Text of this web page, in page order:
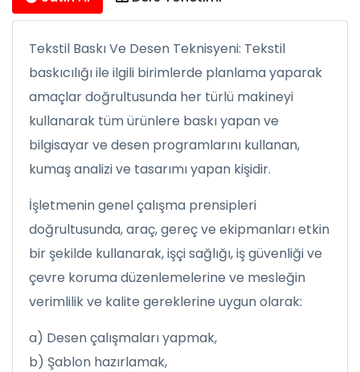
Tekstil Baskı Ve Desen Teknisyeni: Tekstil
baskıcılığı ile ilgili birimlerde planlama yaparak
amaçlar doğrultusunda her türlü makineyi
kullanarak tüm ürünlere baskı yapan ve
bilgisayar ve desen programlarını kullanan,
kumaş analizi ve tasarımı yapan kişidir.
İşletmenin genel çalışma prensipleri
doğrultusunda, araç, gereç ve ekipmanları etkin
bir şekilde kullanarak, işçi sağlığı, iş güvenliği ve
çevre koruma düzenlemelerine ve mesleğin
verimlilik ve kalite gereklerine uygun olarak:
a) Desen çalışmaları yapmak,
b) Şablon hazırlamak,